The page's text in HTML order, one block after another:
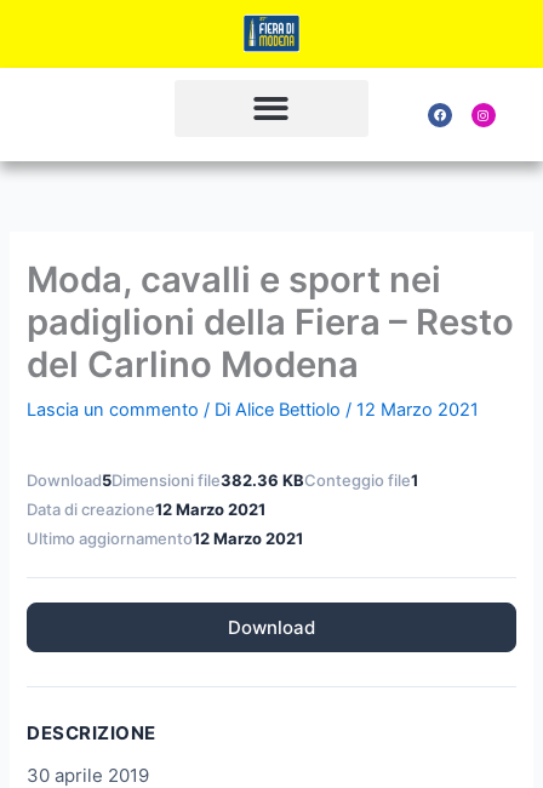
contenuto
F
a
c
o
I
n
s
g
Moda, cavalli e sport nei
padiglioni della Fiera – Resto
del Carlino Modena
Lascia un commento / DiAlice Bettiolo/12 Marzo 2021
Download5Dimensioni file382.36 KBConteggio file1
Data di creazione12 Marzo 2021
Ultimo aggiornamento12 Marzo 2021
Download
DESCRIZIONE
30 aprile 2019